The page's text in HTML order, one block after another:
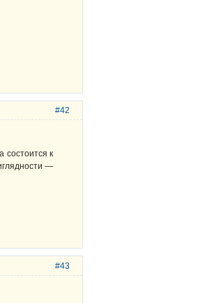
#42
состоится к
—
#43